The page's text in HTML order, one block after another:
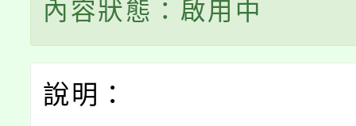
內容狀態：啟用中
說明：